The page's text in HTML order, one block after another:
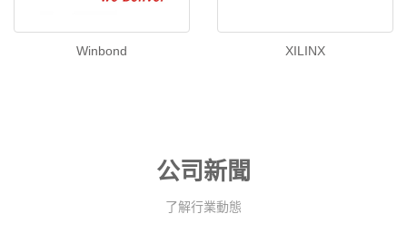
Winbond XILINX
公司新聞
了解行業動態